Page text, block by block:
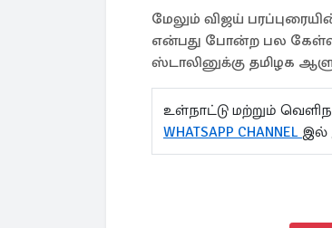
மேலும் விஜய்
என்பது போன்ற பல
ஸ்டாலினுக்கு தமிழக
உள்நாட்டு மற்றும்
WHATSAPP CHANNEL இல்